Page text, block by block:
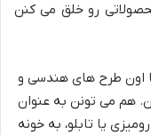
رو خلق می کنن
اون طرح های هندسی و
هم می تونن به عنوان
یا تابلو، به خونه